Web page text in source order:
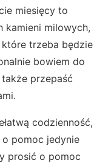
miesięcy to
kamieni milowych,
trzeba będzie
bowiem do
przepaść
codzienność,
pomoc jedynie
prosić o pomoc